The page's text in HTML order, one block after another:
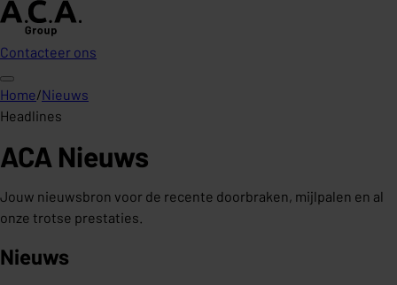
Contacteer ons
Home/Nieuws
Headlines
ACA Nieuws
Jouw nieuwsbron voor de recente doorbraken, mijlpalen en al
onze trotse prestaties.
Nieuws